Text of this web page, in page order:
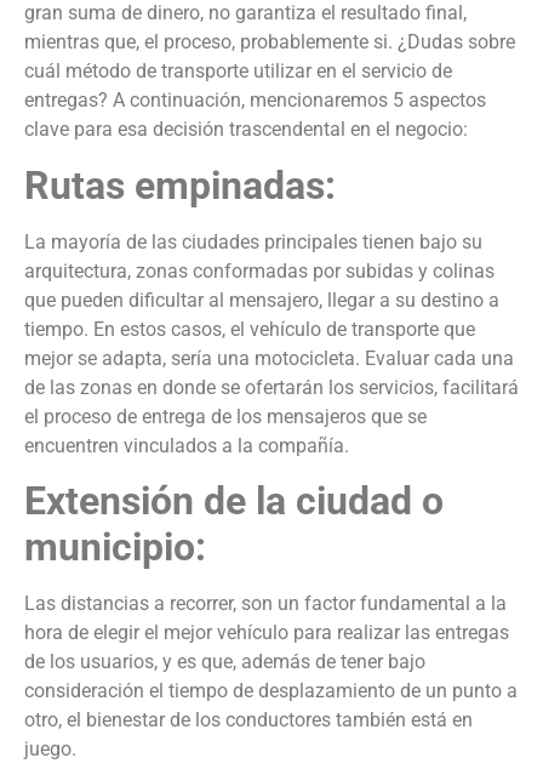
gran suma de dinero, no garantiza el resultado final,
mientras que, el proceso, probablemente si. ¿Dudas sobre
cuál método de transporte utilizar en el servicio de
entregas? A continuación, mencionaremos 5 aspectos
clave para esa decisión trascendental en el negocio:
Rutas empinadas:
La mayoría de las ciudades principales tienen bajo su
arquitectura, zonas conformadas por subidas y colinas
que pueden dificultar al mensajero, llegar a su destino a
tiempo. En estos casos, el vehículo de transporte que
mejor se adapta, sería una motocicleta. Evaluar cada una
de las zonas en donde se ofertarán los servicios, facilitará
el proceso de entrega de los mensajeros que se
encuentren vinculados a la compañía.
Extensión de la ciudad o
municipio:
Las distancias a recorrer, son un factor fundamental a la
hora de elegir el mejor vehículo para realizar las entregas
de los usuarios, y es que, además de tener bajo
consideración el tiempo de desplazamiento de un punto a
otro, el bienestar de los conductores también está en
juego.